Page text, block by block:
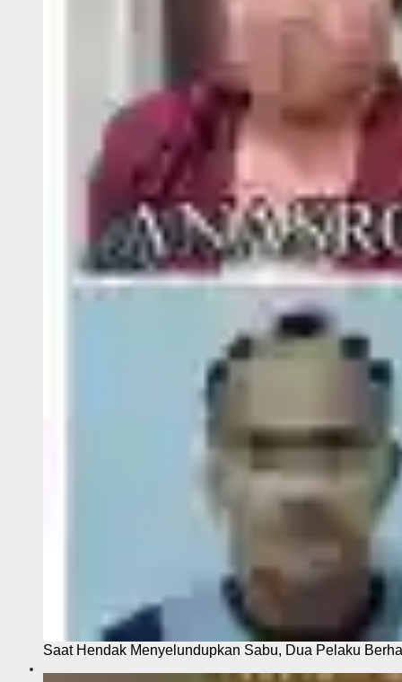
Saat Hendak Menyelundupkan Sabu, Dua Pelaku